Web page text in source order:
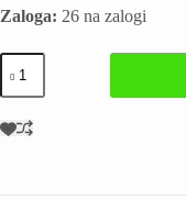
Zaloga: 26 na zalogi